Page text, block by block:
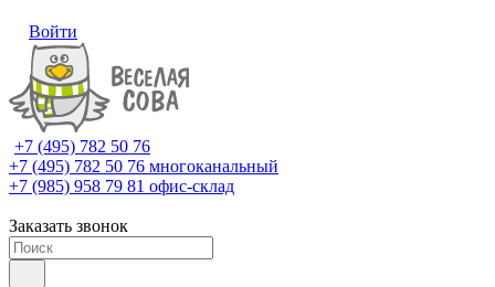
Войти
+7 (495) 782 50 76
+7 (495) 782 50 76 многоканальный
+7 (985) 958 79 81 офис-склад
Заказать звонок